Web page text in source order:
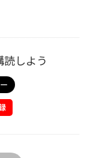
しよう